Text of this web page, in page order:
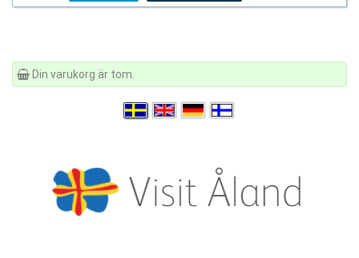
Din varukorg är tom.